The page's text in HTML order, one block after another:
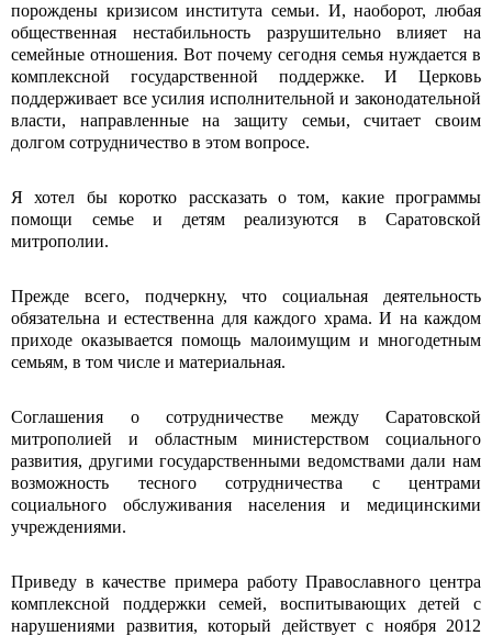
порождены кризисом института семьи. И, наоборот, любая
общественная нестабильность разрушительно влияет на
семейные отношения. Вот почему сегодня семья нуждается в
комплексной государственной поддержке. И Церковь
поддерживает все усилия исполнительной и законодательной
власти, направленные на защиту семьи, считает своим
долгом сотрудничество в этом вопросе.
Я хотел бы коротко рассказать о том, какие программы
помощи семье и детям реализуются в Саратовской
митрополии.
Прежде всего, подчеркну, что социальная деятельность
обязательна и естественна для каждого храма. И на каждом
приходе оказывается помощь малоимущим и многодетным
семьям, в том числе и материальная.
Соглашения о сотрудничестве между Саратовской
митрополией и областным министерством социального
развития, другими государственными ведомствами дали нам
возможность тесного сотрудничества с центрами
социального обслуживания населения и медицинскими
учреждениями.
Приведу в качестве примера работу Православного центра
комплексной поддержки семей, воспитывающих детей с
нарушениями развития, который действует с ноября 2012